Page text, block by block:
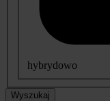
hybrydowo
Wyszukaj